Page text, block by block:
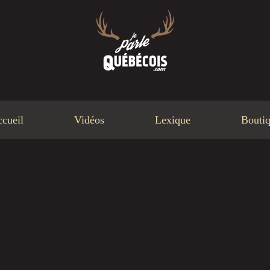
Vidéos Lexique